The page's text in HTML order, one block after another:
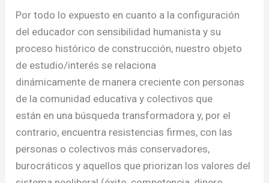
Por todo lo expuesto en cuanto a la configuración
del educador con sensibilidad humanista y su
proceso histórico de construcción, nuestro objeto
de estudio/interés se relaciona
dinámicamente de manera creciente con personas
de la comunidad educativa y colectivos que
están en una búsqueda transformadora y, por el
contrario, encuentra resistencias firmes, con las
personas o colectivos más conservadores,
burocráticos y aquellos que priorizan los valores del